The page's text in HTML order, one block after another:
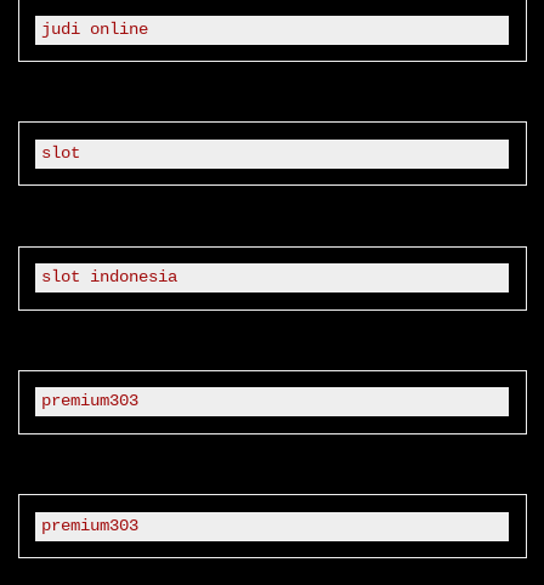
judi online
slot
slot indonesia
premium303
premium303